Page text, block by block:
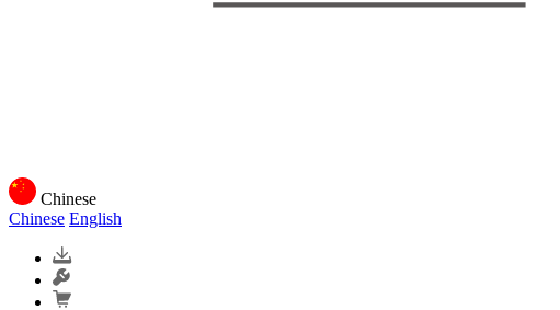
Chinese
Chinese English